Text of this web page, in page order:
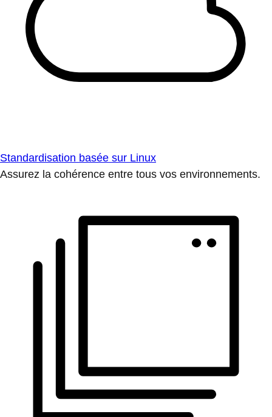
Standardisation basée sur Linux
Assurez la cohérence entre tous vos environnements.